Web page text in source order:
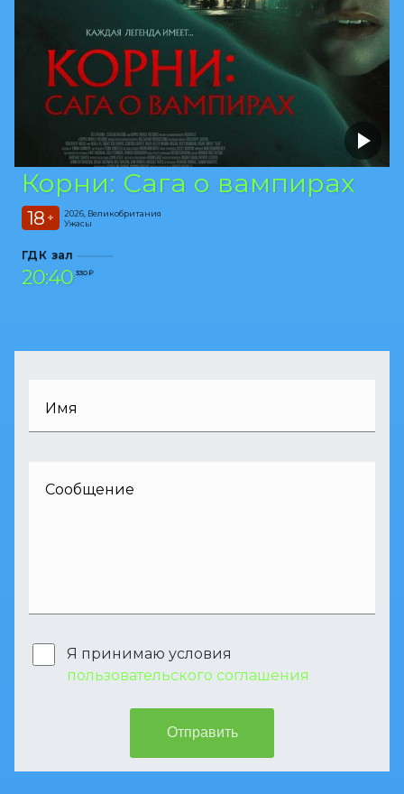
Корни: Сага о вампирах
18 +
2026, Великобритания
Ужасы
ГДК зал
20:40 330 ₽
Имя
Сообщение
Я принимаю условия
пользовательского соглашения
Отправить